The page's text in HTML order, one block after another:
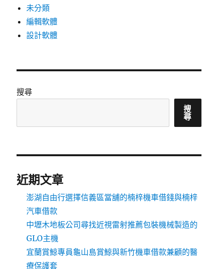
未分類
編輯軟體
設計軟體
搜尋
搜
尋
近期文章
澎湖自由行選擇信義區當舖的楠梓機車借錢與楠梓
汽車借款
中壢木地板公司尋找近視雷射推薦包裝機械製造的
GLO主機
宜蘭賞鯨專員龜山島賞鯨與新竹機車借款兼顧的醫
療保護套